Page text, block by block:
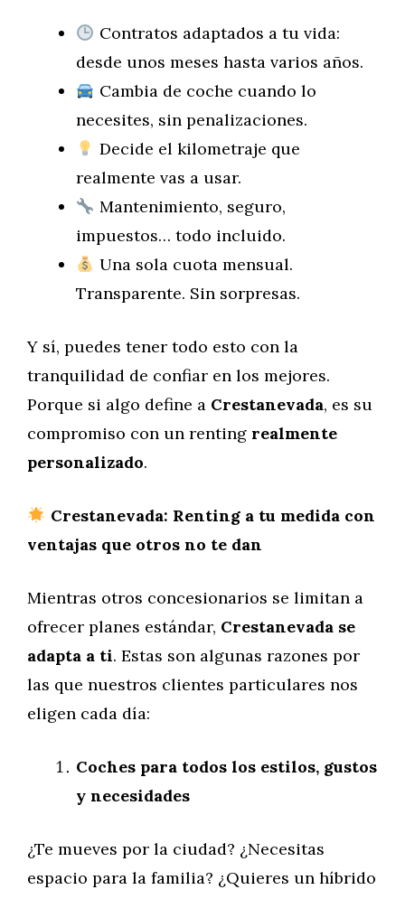
Contratos adaptados a tu vida:
desde unos meses hasta varios años.
Cambia de coche cuando lo
necesites, sin penalizaciones.
Decide el kilometraje que
realmente vas a usar.
Mantenimiento, seguro,
impuestos… todo incluido.
Una sola cuota mensual.
Transparente. Sin sorpresas.
Y sí, puedes tener todo esto con la
tranquilidad de confiar en los mejores.
Porque si algo define a Crestanevada, es su
compromiso con un renting realmente
personalizado.
Crestanevada: Renting a tu medida con
ventajas que otros no te dan
Mientras otros concesionarios se limitan a
ofrecer planes estándar, Crestanevada se
adapta a ti. Estas son algunas razones por
las que nuestros clientes particulares nos
eligen cada día:
Coches para todos los estilos, gustos
y necesidades
¿Te mueves por la ciudad? ¿Necesitas
espacio para la familia? ¿Quieres un híbrido